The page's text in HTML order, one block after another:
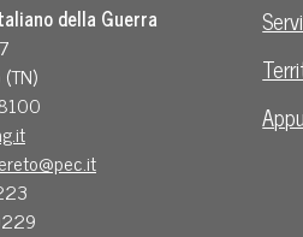
della Guerra